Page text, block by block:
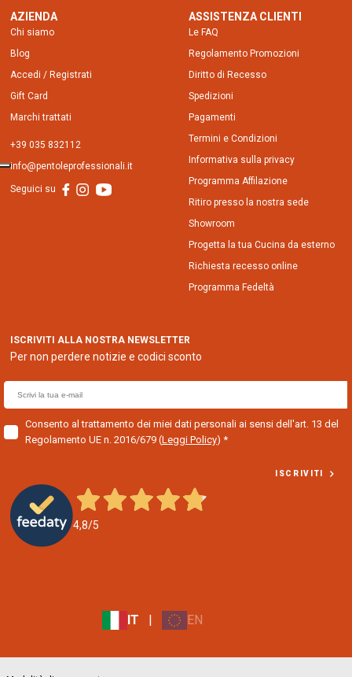
AZIENDA
Chi siamo
Blog
Accedi / Registrati
Gift Card
Marchi trattati
+39 035 832112
info@pentoleprofessionali.it
Seguici su
ASSISTENZA CLIENTI
Le FAQ
Regolamento Promozioni
Diritto di Recesso
Spedizioni
Pagamenti
Termini e Condizioni
Informativa sulla privacy
Programma Affilazione
Ritiro presso la nostra sede
Showroom
Progetta la tua Cucina da esterno
Richiesta recesso online
Programma Fedeltà
ISCRIVITI ALLA NOSTRA NEWSLETTER
Per non perdere notizie e codici sconto
m
a
i
ISCRIVITI
Consento al trattamento dei miei dati personali ai sensi dell'art. 13 del
Regolamento UE n. 2016/679 (Leggi Policy)
4,8/5
IT EN